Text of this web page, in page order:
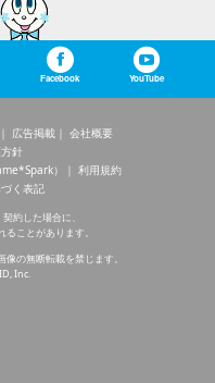
Facebook YouTube
広告掲載
会社概要
針
）
利用規約
く表記
約した場合に、
ことがあります。
の無断転載を禁じます。
Inc.